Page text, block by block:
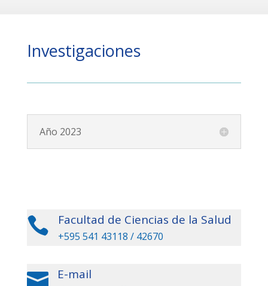
Investigaciones
Año 2023
 Facultad de Ciencias de la Salud
+595 541 43118 / 42670
 E-mail